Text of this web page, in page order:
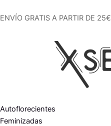
al
ENVÍO GRATIS A PARTIR DE 25€
Autoflorecientes
Feminizadas